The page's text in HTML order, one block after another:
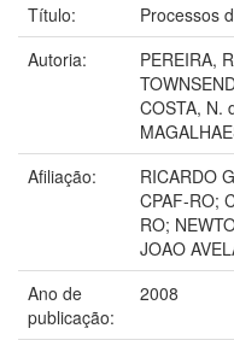
Título:
Processos
Autoria:
PEREIRA,
COSTA, N.
Afiliação:
RICARDO
CPAF-RO;
RO;
JOAO
Ano de
publicação:
2008